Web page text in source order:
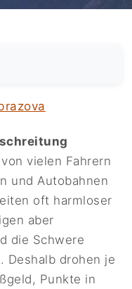
vielen Fahrern
und Autobahnen
oft harmloser
aber
die Schwere
Deshalb drohen je
Punkte in